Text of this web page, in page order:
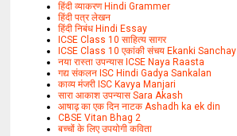
हिंदी व्याकरण Hindi Grammer
हिंदी पत्र लेखन
हिंदी निबंध Hindi Essay
ICSE Class 10 साहित्य सागर
ICSE Class 10 एकांकी संचय Ekanki Sanchay
नया रास्ता उपन्यास ICSE Naya Raasta
गद्य संकलन ISC Hindi Gadya Sankalan
काव्य मंजरी ISC Kavya Manjari
सारा आकाश उपन्यास Sara Akash
आषाढ़ का एक दिन नाटक Ashadh ka ek din
CBSE Vitan Bhag 2
बच्चों के लिए उपयोगी कविता